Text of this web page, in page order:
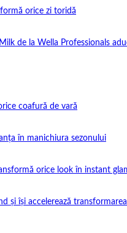
orice zi toridă
de la Wella Professionals
coafură de vară
în manichiura sezonului
orice look în instant
și își accelerează